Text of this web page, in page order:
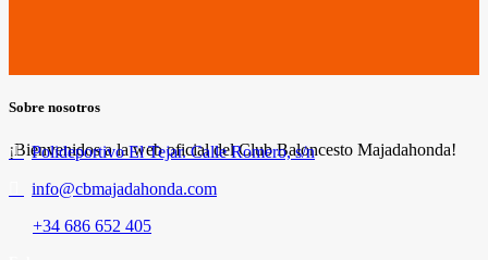
Sobre nosotros
¡Bienvenidos a la web oficial del Club Baloncesto Majadahonda!
Polideportivo El Tejar. Calle Romero, s/n
info@cbmajadahonda.com
+34 686 652 405